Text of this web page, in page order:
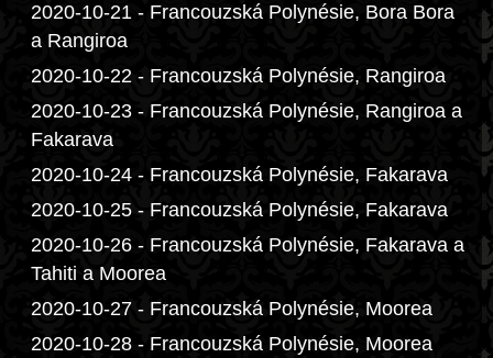
2020-10-21 - Francouzská Polynésie, Bora Bora
a Rangiroa
2020-10-22 - Francouzská Polynésie, Rangiroa
2020-10-23 - Francouzská Polynésie, Rangiroa a
Fakarava
2020-10-24 - Francouzská Polynésie, Fakarava
2020-10-25 - Francouzská Polynésie, Fakarava
2020-10-26 - Francouzská Polynésie, Fakarava a
Tahiti a Moorea
2020-10-27 - Francouzská Polynésie, Moorea
2020-10-28 - Francouzská Polynésie, Moorea